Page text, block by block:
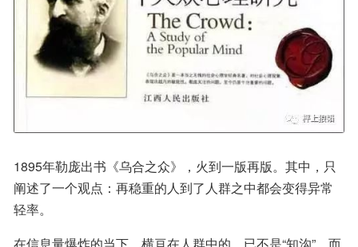
1895年勒庞出书《乌合之众》，火到一版再版。其中，只
阐述了一个观点：再稳重的人到了人群之中都会变得异常
轻率。